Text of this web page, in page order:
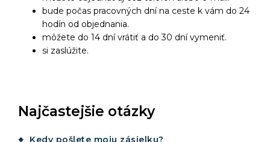
bude počas pracovných dní na ceste k vám do 24
hodín od objednania.
môžete do 14 dní vrátiť a do 30 dní vymeniť.
si zaslúžite.
Najčastejšie otázky